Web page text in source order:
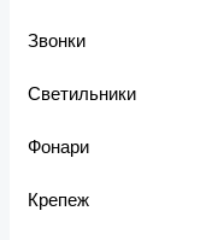
Звонки
Светильники
Фонари
Крепеж